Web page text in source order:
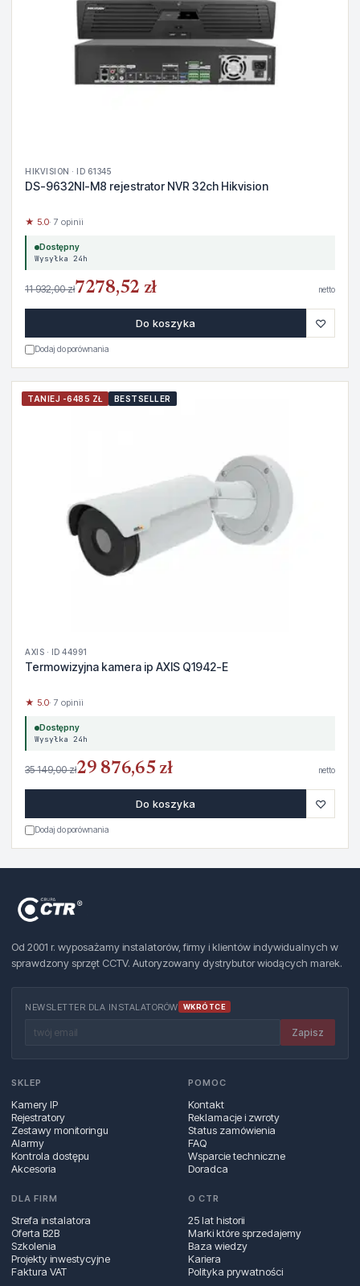
HIKVISION · ID 61345
DS-9632NI-M8 rejestrator NVR 32ch Hikvision
★ 5.0· 7 opinii
Dostępny
Wysyłka 24h
11 932,00 zł7278,52 zł netto
Do koszyka ♡
Dodaj do porównania
TANIEJ -6485 ZŁ BESTSELLER
AXIS · ID 44991
Termowizyjna kamera ip AXIS Q1942-E
★ 5.0· 7 opinii
Dostępny
Wysyłka 24h
35 149,00 zł29 876,65 zł netto
Do koszyka ♡
Dodaj do porównania
Od 2001 r. wyposażamy instalatorów, firmy i klientów indywidualnych w
sprawdzony sprzęt CCTV. Autoryzowany dystrybutor wiodących marek.
NEWSLETTER DLA INSTALATORÓW WKRÓTCE
Zapisz
SKLEP
Kamery IP
Rejestratory
Zestawy monitoringu
Alarmy
Kontrola dostępu
Akcesoria
POMOC
Kontakt
Reklamacje i zwroty
Status zamówienia
FAQ
Wsparcie techniczne
Doradca
DLA FIRM
Strefa instalatora
Oferta B2B
Szkolenia
Projekty inwestycyjne
Faktura VAT
O CTR
25 lat historii
Marki które sprzedajemy
Baza wiedzy
Kariera
Polityka prywatności